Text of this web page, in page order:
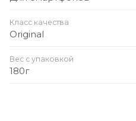
Класс качества
Original
Вес с упаковкой
180г